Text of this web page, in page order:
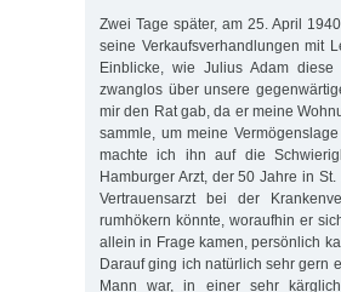
Zwei Tage später, am 25. April
seine Verkaufsverhandlungen mit
Einblicke, wie Julius Adam
zwanglos über unsere
mir den Rat gab, da er meine
sammle, um meine
machte ich ihn auf die
Hamburger Arzt, der 50 Jahre in
Vertrauensarzt bei der
rumhökern könnte, woraufhin er
allein in Frage kamen, persönlich
Darauf ging ich natürlich sehr gern
Mann war, in einer sehr